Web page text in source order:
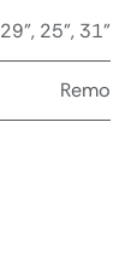
29", 25", 31"
Remo